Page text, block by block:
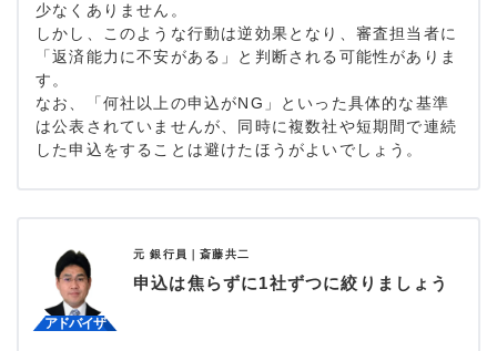
少なくありません。
しかし、このような行動は逆効果となり、審査担当者に
「返済能力に不安がある」と判断される可能性がありま
す。
なお、「何社以上の申込がNG」といった具体的な基準
は公表されていませんが、同時に複数社や短期間で連続
した申込をすることは避けたほうがよいでしょう。
元 銀行員｜斎藤共二
申込は焦らずに1社ずつに絞りましょう